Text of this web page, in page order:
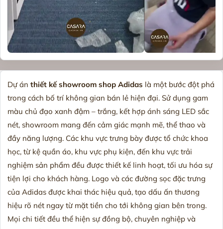
Dự án thiết kế showroom shop Adidas là một bước đột phá
trong cách bố trí không gian bán lẻ hiện đại. Sử dụng gam
màu chủ đạo xanh đậm – trắng, kết hợp ánh sáng LED sắc
nét, showroom mang đến cảm giác mạnh mẽ, thể thao và
đầy năng lượng. Các khu vực trưng bày được tổ chức khoa
học, từ kệ quần áo, khu vực phụ kiện, đến khu vực trải
nghiệm sản phẩm đều được thiết kế linh hoạt, tối ưu hóa sự
tiện lợi cho khách hàng. Logo và các đường sọc đặc trưng
của Adidas được khai thác hiệu quả, tạo dấu ấn thương
hiệu rõ nét ngay từ mặt tiền cho tới không gian bên trong.
Mọi chi tiết đều thể hiện sự đồng bộ, chuyên nghiệp và